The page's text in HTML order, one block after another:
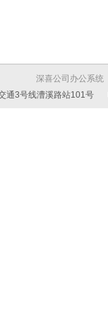
深喜公司办公系统
通3号线漕溪路站101号